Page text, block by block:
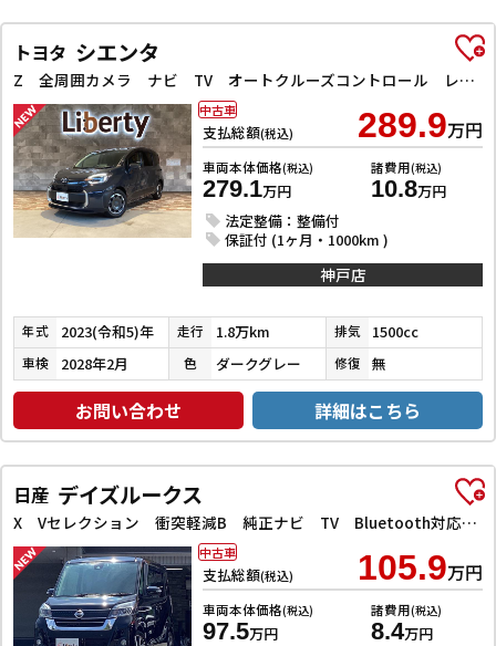
トヨタ シエンタ
Z 全周囲カメラ ナビ TV オートクルーズコントロール レーンアシスト 衝突被害軽減システム 両側電動スライドドア オートマチックハイビーム オートライト LEDヘッドランプ スマートキー
支払総額(税込) 289.9万円
車両本体価格(税込)
279.1万円
諸費用(税込)
10.8万円
法定整備：整備付
保証付 (1ヶ月・1000km )
中古車
神戸店
年式 2023(令和5)年 走行 1.8万km 排気 1500cc
車検 2028年2月 色 ダークグレー 修復 無
お問い合わせ 詳細はこちら
日産 デイズルークス
X Vセレクション 衝突軽減B 純正ナビ TV Bluetooth対応 アラウンドビューモニター 両側自動ドア 革巻きステアリング HIDヘッドライト フォグライト スマートキー プッシュスタート アイドリングストップ
支払総額(税込) 105.9万円
車両本体価格(税込)
97.5万円
諸費用(税込)
8.4万円
中古車